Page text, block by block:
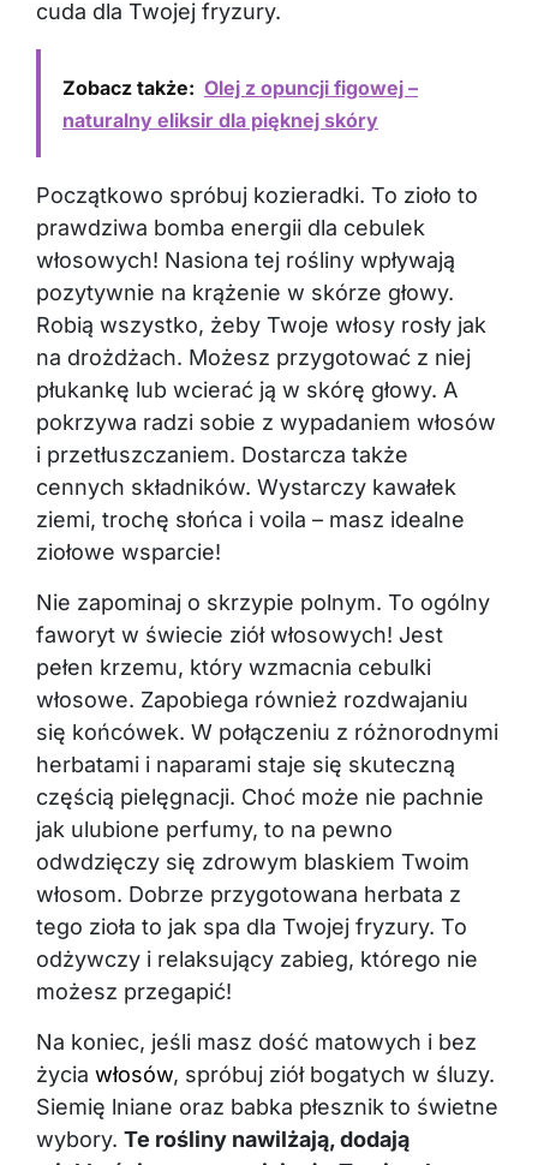
cuda dla Twojej fryzury.
Zobacz także: Olej z opuncji figowej –
naturalny eliksir dla pięknej skóry
Początkowo spróbuj kozieradki. To zioło to
prawdziwa bomba energii dla cebulek
włosowych! Nasiona tej rośliny wpływają
pozytywnie na krążenie w skórze głowy.
Robią wszystko, żeby Twoje włosy rosły jak
na drożdżach. Możesz przygotować z niej
płukankę lub wcierać ją w skórę głowy. A
pokrzywa radzi sobie z wypadaniem włosów
i przetłuszczaniem. Dostarcza także
cennych składników. Wystarczy kawałek
ziemi, trochę słońca i voila – masz idealne
ziołowe wsparcie!
Nie zapominaj o skrzypie polnym. To ogólny
faworyt w świecie ziół włosowych! Jest
pełen krzemu, który wzmacnia cebulki
włosowe. Zapobiega również rozdwajaniu
się końcówek. W połączeniu z różnorodnymi
herbatami i naparami staje się skuteczną
częścią pielęgnacji. Choć może nie pachnie
jak ulubione perfumy, to na pewno
odwdzięczy się zdrowym blaskiem Twoim
włosom. Dobrze przygotowana herbata z
tego zioła to jak spa dla Twojej fryzury. To
odżywczy i relaksujący zabieg, którego nie
możesz przegapić!
Na koniec, jeśli masz dość matowych i bez
życia włosów, spróbuj ziół bogatych w śluzy.
Siemię lniane oraz babka płesznik to świetne
wybory. Te rośliny nawilżają, dodają